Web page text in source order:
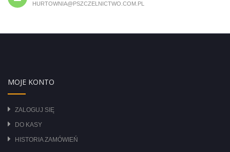
HURTOWNIA@PSZCZELNICTWO.COM.PL
MOJE KONTO
ZALOGUJ SIĘ
DO KASY
HISTORIA ZAMÓWIEŃ